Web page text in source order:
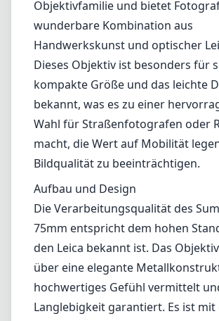
Aufbau und Design
Die Verarbeitungsqualität des
75mm entspricht dem hohen
den Leica bekannt ist. Das Objektiv
über eine elegante
hochwertiges Gefühl vermittelt
Langlebigkeit garantiert. Es ist mit
minimalistischen Sonnenblenden
gekennzeichneten Schärfe- und
Blendenringen ausgestattet, die
schwierigen Bedingungen eine
Handhabung ermöglichen. Die
des Objektivs macht es zu einer
Option für diskrete
denen eine kleinere Größe von
kann.